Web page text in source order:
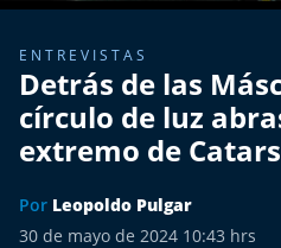
Entrevistas BioBioTV
Comentarios de Tomás
Más de Ti Podcast
Realizadores
ENTREVISTAS
Detrás de las
círculo de luz
extremo de
Por Leopoldo Pulgar
30 de mayo de 2024 10:43 hrs